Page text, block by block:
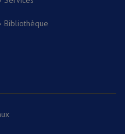
Bibliothèque